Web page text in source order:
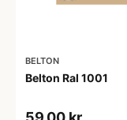
BELTON
Belton Ral 1001